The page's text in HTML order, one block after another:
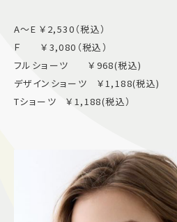
A〜E ￥2,530（税込）
Ｆ ￥3,080（税込）
フルショーツ ￥968(税込)
デザインショーツ ￥1,188(税込)
Tショーツ ￥1,188(税込）